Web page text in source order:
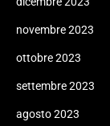
novembre 2023
ottobre 2023
settembre 2023
agosto 2023